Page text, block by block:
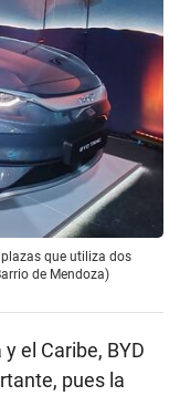
plazas que utiliza dos
de Mendoza)
el Caribe, BYD
pues la